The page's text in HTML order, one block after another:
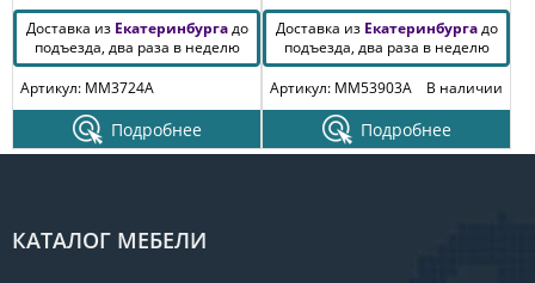
Доставка из Екатеринбургадо
подъезда, два раза в неделю
Артикул: MM3724A
Подробнее
Доставка из Екатеринбургадо
подъезда, два раза в неделю
Артикул: MM53903A
В наличии
Подробнее
КАТАЛОГ МЕБЕЛИ